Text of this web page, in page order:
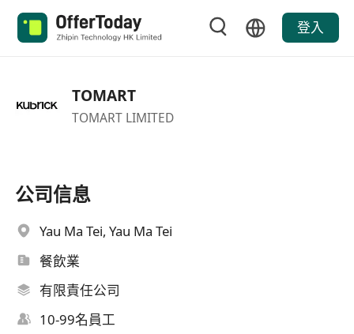
登入
TOMART
TOMART LIMITED
公司信息
Yau Ma Tei, Yau Ma Tei
餐飲業
有限責任公司
10-99名員工